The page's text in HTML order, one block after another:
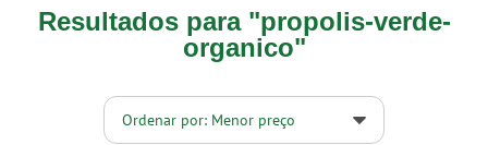
Resultados para "propolis-verde-
organico"
Ordenar por: Menor preço